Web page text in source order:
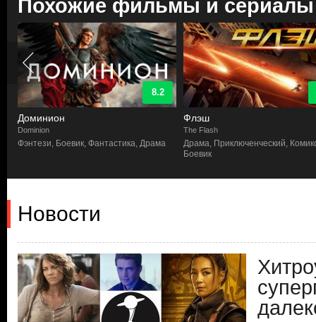
Похожие фильмы и сериалы
8.5
Флэш
The Flash
Драма, Приключенческий, Комиксы,
Сорвиголова
Daredevil
Комиксы, Боевик, Фантастика,
Новости